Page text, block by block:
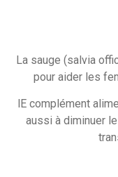
La sauge (salvia
pour aider les
lE complément
aussi à diminuer